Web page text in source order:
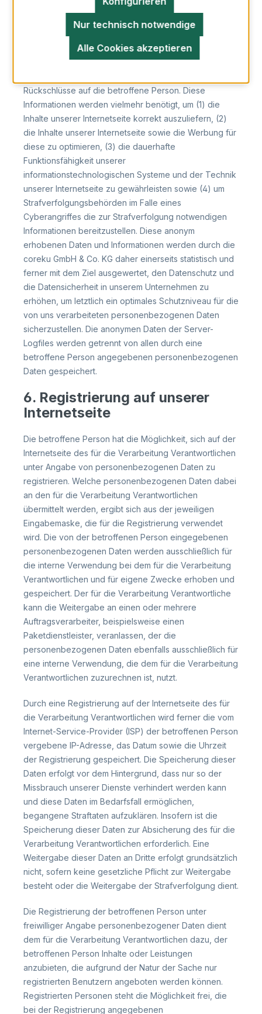
und Informationen, die der Gefahrenabwehr im Falle
von Angriffen auf unsere informationstechnologischen
Systeme dienen.
Bei der Nutzung dieser allgemeinen Daten und
Rückschlüsse auf die betroffene Person. Diese
Informationen werden vielmehr benötigt, um (1) die
Inhalte unserer Internetseite korrekt auszuliefern, (2)
die Inhalte unserer Internetseite sowie die Werbung für
diese zu optimieren, (3) die dauerhafte
Funktionsfähigkeit unserer
informationstechnologischen Systeme und der Technik
unserer Internetseite zu gewährleisten sowie (4) um
Strafverfolgungsbehörden im Falle eines
Cyberangriffes die zur Strafverfolgung notwendigen
Informationen bereitzustellen. Diese anonym
erhobenen Daten und Informationen werden durch die
coreku GmbH & Co. KG daher einerseits statistisch und
ferner mit dem Ziel ausgewertet, den Datenschutz und
die Datensicherheit in unserem Unternehmen zu
erhöhen, um letztlich ein optimales Schutzniveau für die
von uns verarbeiteten personenbezogenen Daten
sicherzustellen. Die anonymen Daten der Server-
Logfiles werden getrennt von allen durch eine
betroffene Person angegebenen personenbezogenen
Daten gespeichert.
6. Registrierung auf unserer
Internetseite
Die betroffene Person hat die Möglichkeit, sich auf der
Internetseite des für die Verarbeitung Verantwortlichen
unter Angabe von personenbezogenen Daten zu
registrieren. Welche personenbezogenen Daten dabei
an den für die Verarbeitung Verantwortlichen
übermittelt werden, ergibt sich aus der jeweiligen
Eingabemaske, die für die Registrierung verwendet
wird. Die von der betroffenen Person eingegebenen
personenbezogenen Daten werden ausschließlich für
die interne Verwendung bei dem für die Verarbeitung
Verantwortlichen und für eigene Zwecke erhoben und
gespeichert. Der für die Verarbeitung Verantwortliche
kann die Weitergabe an einen oder mehrere
Auftragsverarbeiter, beispielsweise einen
Paketdienstleister, veranlassen, der die
personenbezogenen Daten ebenfalls ausschließlich für
eine interne Verwendung, die dem für die Verarbeitung
Verantwortlichen zuzurechnen ist, nutzt.
Durch eine Registrierung auf der Internetseite des für
die Verarbeitung Verantwortlichen wird ferner die vom
Internet-Service-Provider (ISP) der betroffenen Person
vergebene IP-Adresse, das Datum sowie die Uhrzeit
der Registrierung gespeichert. Die Speicherung dieser
Daten erfolgt vor dem Hintergrund, dass nur so der
Missbrauch unserer Dienste verhindert werden kann
und diese Daten im Bedarfsfall ermöglichen,
begangene Straftaten aufzuklären. Insofern ist die
Speicherung dieser Daten zur Absicherung des für die
Verarbeitung Verantwortlichen erforderlich. Eine
Weitergabe dieser Daten an Dritte erfolgt grundsätzlich
nicht, sofern keine gesetzliche Pflicht zur Weitergabe
besteht oder die Weitergabe der Strafverfolgung dient.
Die Registrierung der betroffenen Person unter
freiwilliger Angabe personenbezogener Daten dient
dem für die Verarbeitung Verantwortlichen dazu, der
betroffenen Person Inhalte oder Leistungen
anzubieten, die aufgrund der Natur der Sache nur
registrierten Benutzern angeboten werden können.
Registrierten Personen steht die Möglichkeit frei, die
bei der Registrierung angegebenen
Nur technisch notwendige
Alle Cookies akzeptieren